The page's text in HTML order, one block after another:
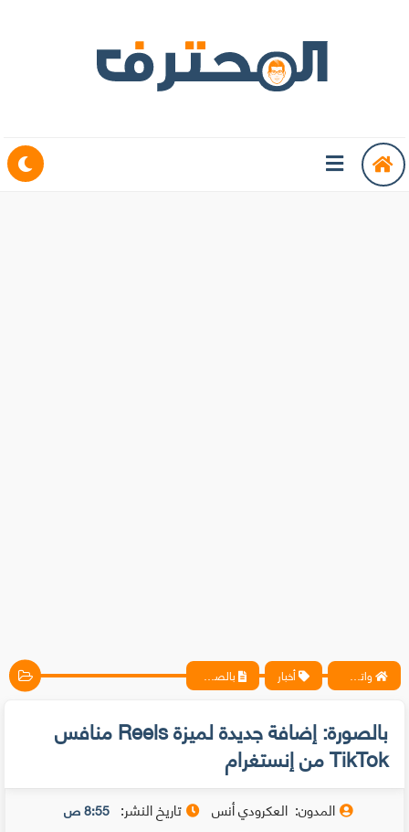
واتس آب ، فيسبوك ، أنترنت ، شروحات تقنية حصرية - المحترف أخبار بالصورة: إضافة جديدة لميزة Reels منافس TikTok من إنستغرام
بالصورة: إضافة جديدة لميزة Reels منافس
TikTok من إنستغرام
المدون: العكرودي أنس تاريخ النشر: 8:55 ص